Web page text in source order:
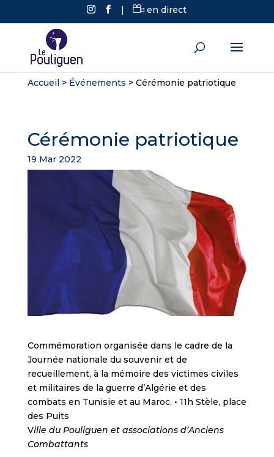
| en direct
Accueil> Événements > Cérémonie patriotique
Cérémonie patriotique
19 Mar 2022
Commémoration organisée dans le cadre de la
Journée nationale du souvenir et de
recueillement, à la mémoire des victimes civiles
et militaires de la guerre d’Algérie et des
combats en Tunisie et au Maroc. • 11h Stèle, place
des Puits
Ville du Pouliguen et associations d’Anciens
Combattants